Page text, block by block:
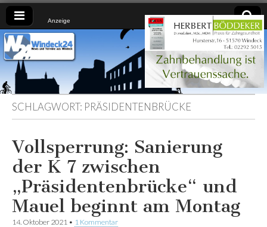
Anzeige
Windeck24
Nachrichten
aus dem
Ländchen
für das
Ländchen
SCHLAGWORT: PRÄSIDENTENBRÜCKE
Vollsperrung: Sanierung
der K 7 zwischen
„Präsidentenbrücke“ und
Mauel beginnt am Montag
14. Oktober 2021 • 1 Kommentar